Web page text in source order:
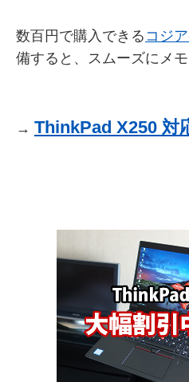
数百円で購入できる コジ
備すると、スムーズにメ
→ ThinkPad X250 対